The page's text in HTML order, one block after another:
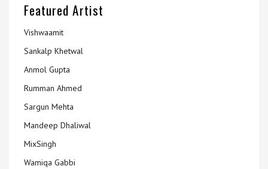
Featured Artist
Vishwaamit
Sankalp Khetwal
Anmol Gupta
Rumman Ahmed
Sargun Mehta
Mandeep Dhaliwal
MixSingh
Wamiqa Gabbi